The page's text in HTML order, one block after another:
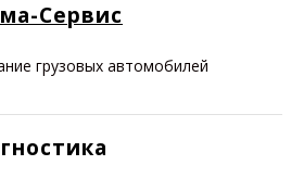
Сервис
грузовых автомобилей